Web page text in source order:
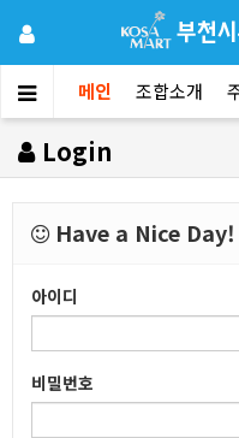
메인 조합소개
Login
Have a Nice Day!
아이디
비밀번호